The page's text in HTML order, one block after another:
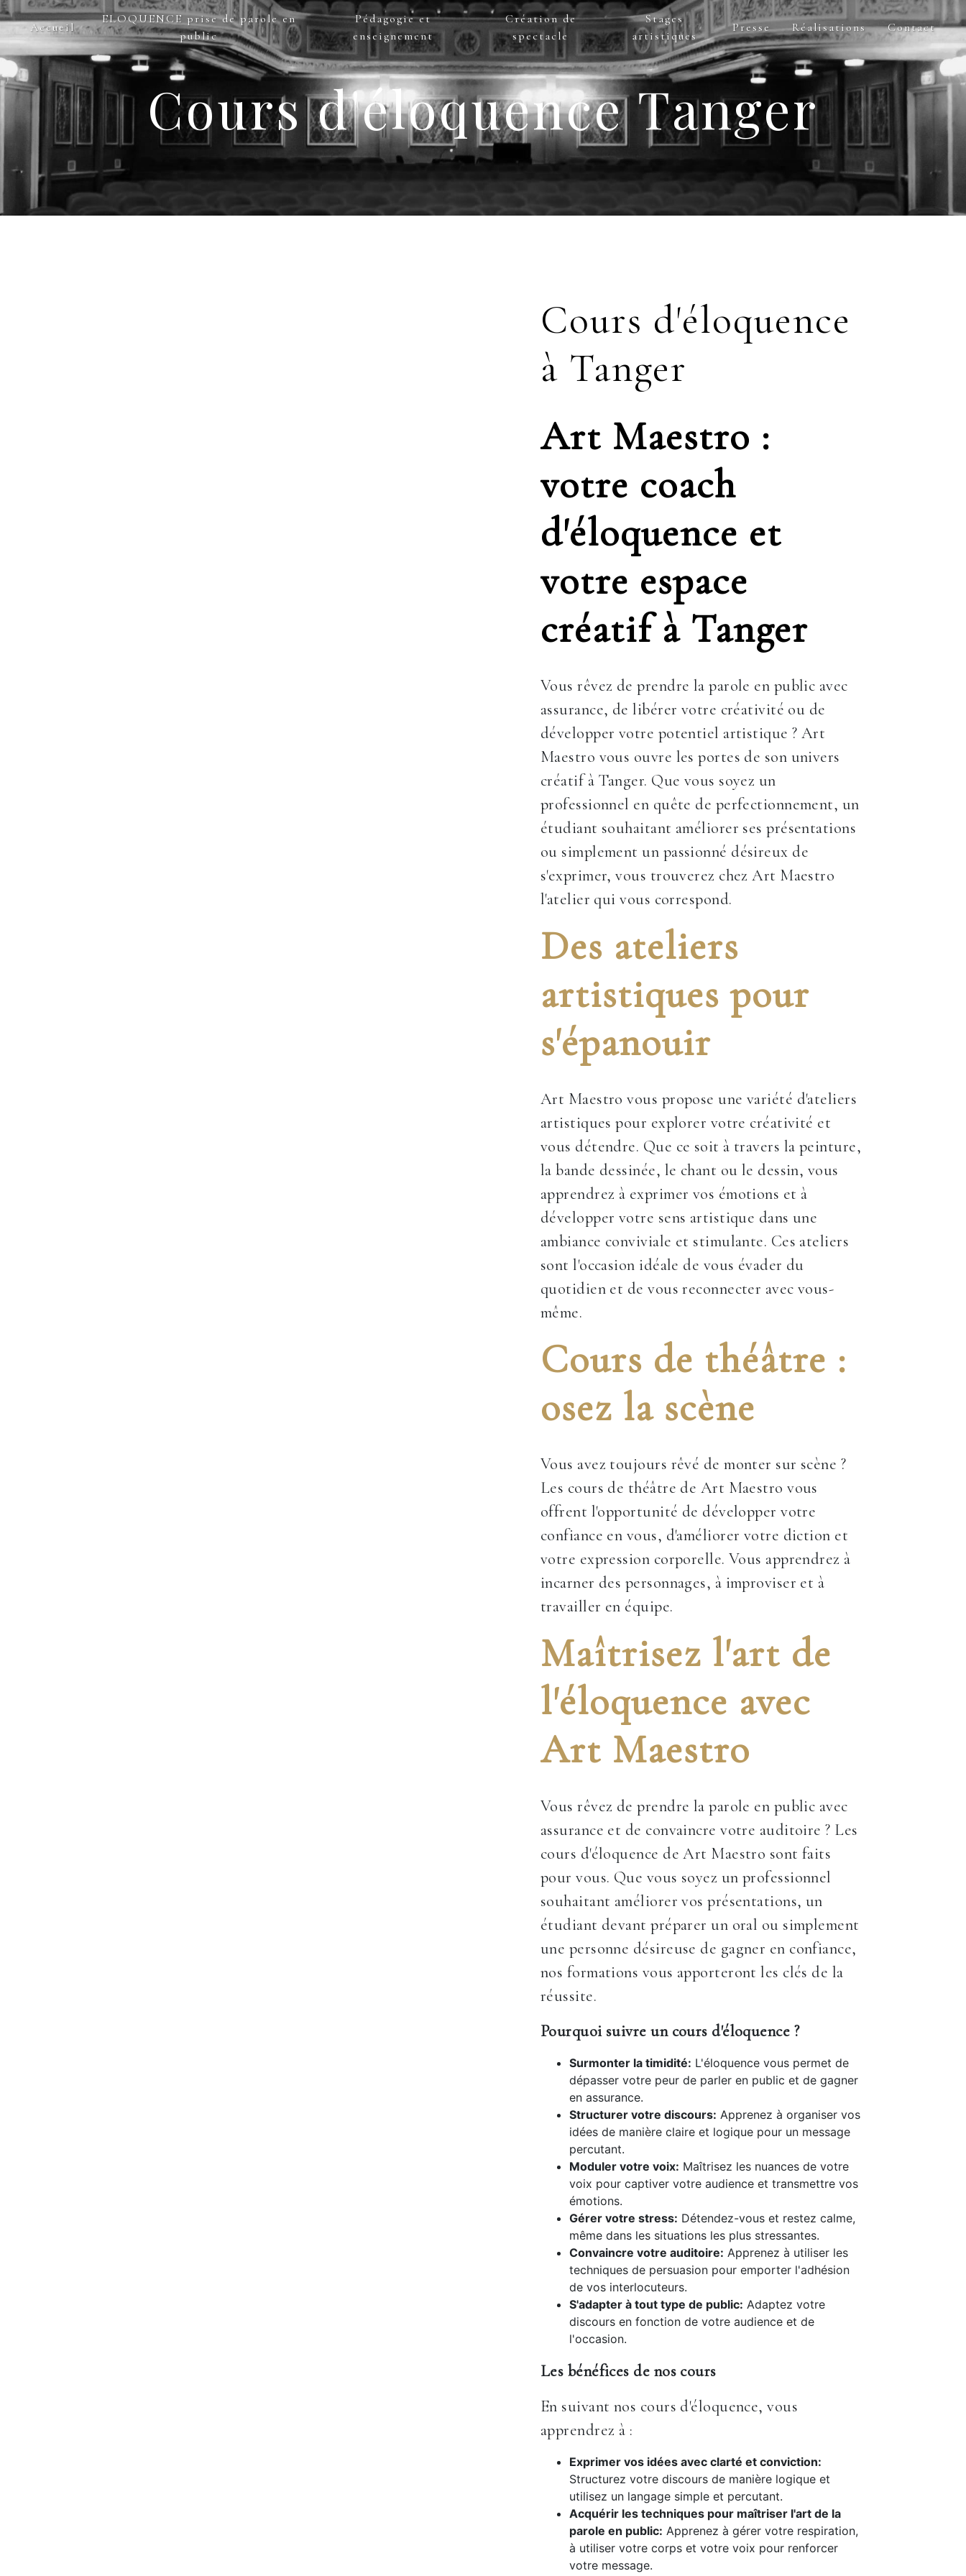
Panneau de gestion des cookies
Accueil
ELOQUENCE prise de parole en
public
Pédagogie et
enseignement
Création de
spectacle
Stages
artistiques
Presse Réalisations Contact
Cours d'éloquence Tanger
Cours d'éloquence
à Tanger
Art Maestro :
votre coach
d'éloquence et
votre espace
créatif à Tanger
Vous rêvez de prendre la parole en public avec
assurance, de libérer votre créativité ou de
développer votre potentiel artistique ? Art
Maestro vous ouvre les portes de son univers
créatif à Tanger. Que vous soyez un
professionnel en quête de perfectionnement, un
étudiant souhaitant améliorer ses présentations
ou simplement un passionné désireux de
s'exprimer, vous trouverez chez Art Maestro
l'atelier qui vous correspond.
Des ateliers
artistiques pour
s'épanouir
Art Maestro vous propose une variété d'ateliers
artistiques pour explorer votre créativité et
vous détendre. Que ce soit à travers la peinture,
la bande dessinée, le chant ou le dessin, vous
apprendrez à exprimer vos émotions et à
développer votre sens artistique dans une
ambiance conviviale et stimulante. Ces ateliers
sont l'occasion idéale de vous évader du
quotidien et de vous reconnecter avec vous-
même.
Cours de théâtre :
osez la scène
Vous avez toujours rêvé de monter sur scène ?
Les cours de théâtre de Art Maestro vous
offrent l'opportunité de développer votre
confiance en vous, d'améliorer votre diction et
votre expression corporelle. Vous apprendrez à
incarner des personnages, à improviser et à
travailler en équipe.
Maîtrisez l'art de
l'éloquence avec
Art Maestro
Vous rêvez de prendre la parole en public avec
assurance et de convaincre votre auditoire ? Les
cours d'éloquence de Art Maestro sont faits
pour vous. Que vous soyez un professionnel
souhaitant améliorer vos présentations, un
étudiant devant préparer un oral ou simplement
une personne désireuse de gagner en confiance,
nos formations vous apporteront les clés de la
réussite.
Pourquoi suivre un cours d'éloquence ?
Surmonter la timidité: L'éloquence vous permet de
dépasser votre peur de parler en public et de gagner
en assurance.
Structurer votre discours: Apprenez à organiser vos
idées de manière claire et logique pour un message
percutant.
Moduler votre voix: Maîtrisez les nuances de votre
voix pour captiver votre audience et transmettre vos
émotions.
Gérer votre stress: Détendez-vous et restez calme,
même dans les situations les plus stressantes.
Convaincre votre auditoire: Apprenez à utiliser les
techniques de persuasion pour emporter l'adhésion
de vos interlocuteurs.
S'adapter à tout type de public: Adaptez votre
discours en fonction de votre audience et de
l'occasion.
Les bénéfices de nos cours
En suivant nos cours d'éloquence, vous
apprendrez à :
Exprimer vos idées avec clarté et conviction:
Structurez votre discours de manière logique et
utilisez un langage simple et percutant.
Acquérir les techniques pour maîtriser l'art de la
parole en public: Apprenez à gérer votre respiration,
à utiliser votre corps et votre voix pour renforcer
votre message.